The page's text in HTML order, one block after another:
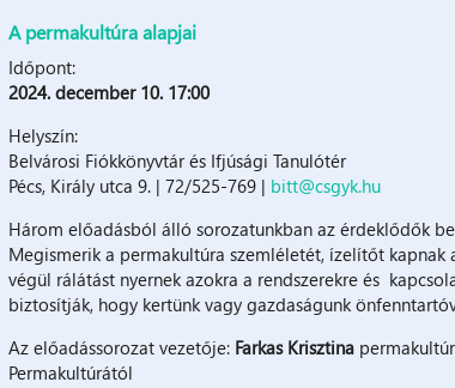
A permakultúra alapjai
Időpont:
2024. december 10. 17:00
Helyszín:
Belvárosi Fiókkönyvtár és Ifjúsági Tanulótér
Pécs, Király utca 9. | 72/525-769 | bitt@csgyk.hu
Három előadásból álló sorozatunkban az érdeklődők
Megismerik a permakultúra szemléletét, ízelítőt
végül rálátást nyernek azokra a rendszerekre és
biztosítják, hogy kertünk vagy gazdaságunk
Az előadássorozat vezetője: Farkas Krisztina
Permakultúrától